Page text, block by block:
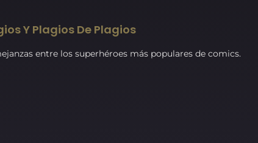
Y Plagios De Plagios
entre los superhéroes más populares de comics.